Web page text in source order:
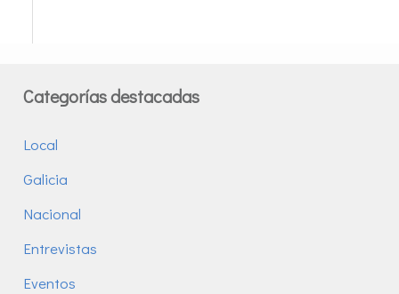
Categorías destacadas
Local
Galicia
Nacional
Entrevistas
Eventos